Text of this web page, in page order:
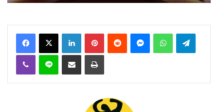
FacebookX Linkedin PinterestReddit MessengerWhatsAppTelegram
Viber Ligne Partager par email Imprimer